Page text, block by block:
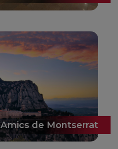
Amics de Montserrat